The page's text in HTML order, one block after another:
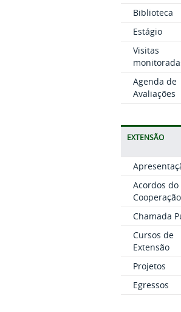
Biblioteca
Estágio
Visitas
Agenda de
Avaliações
EXTENSÃO
Acordos do
Cooperação
Chamada
Cursos de
Extensão
Projetos
Egressos